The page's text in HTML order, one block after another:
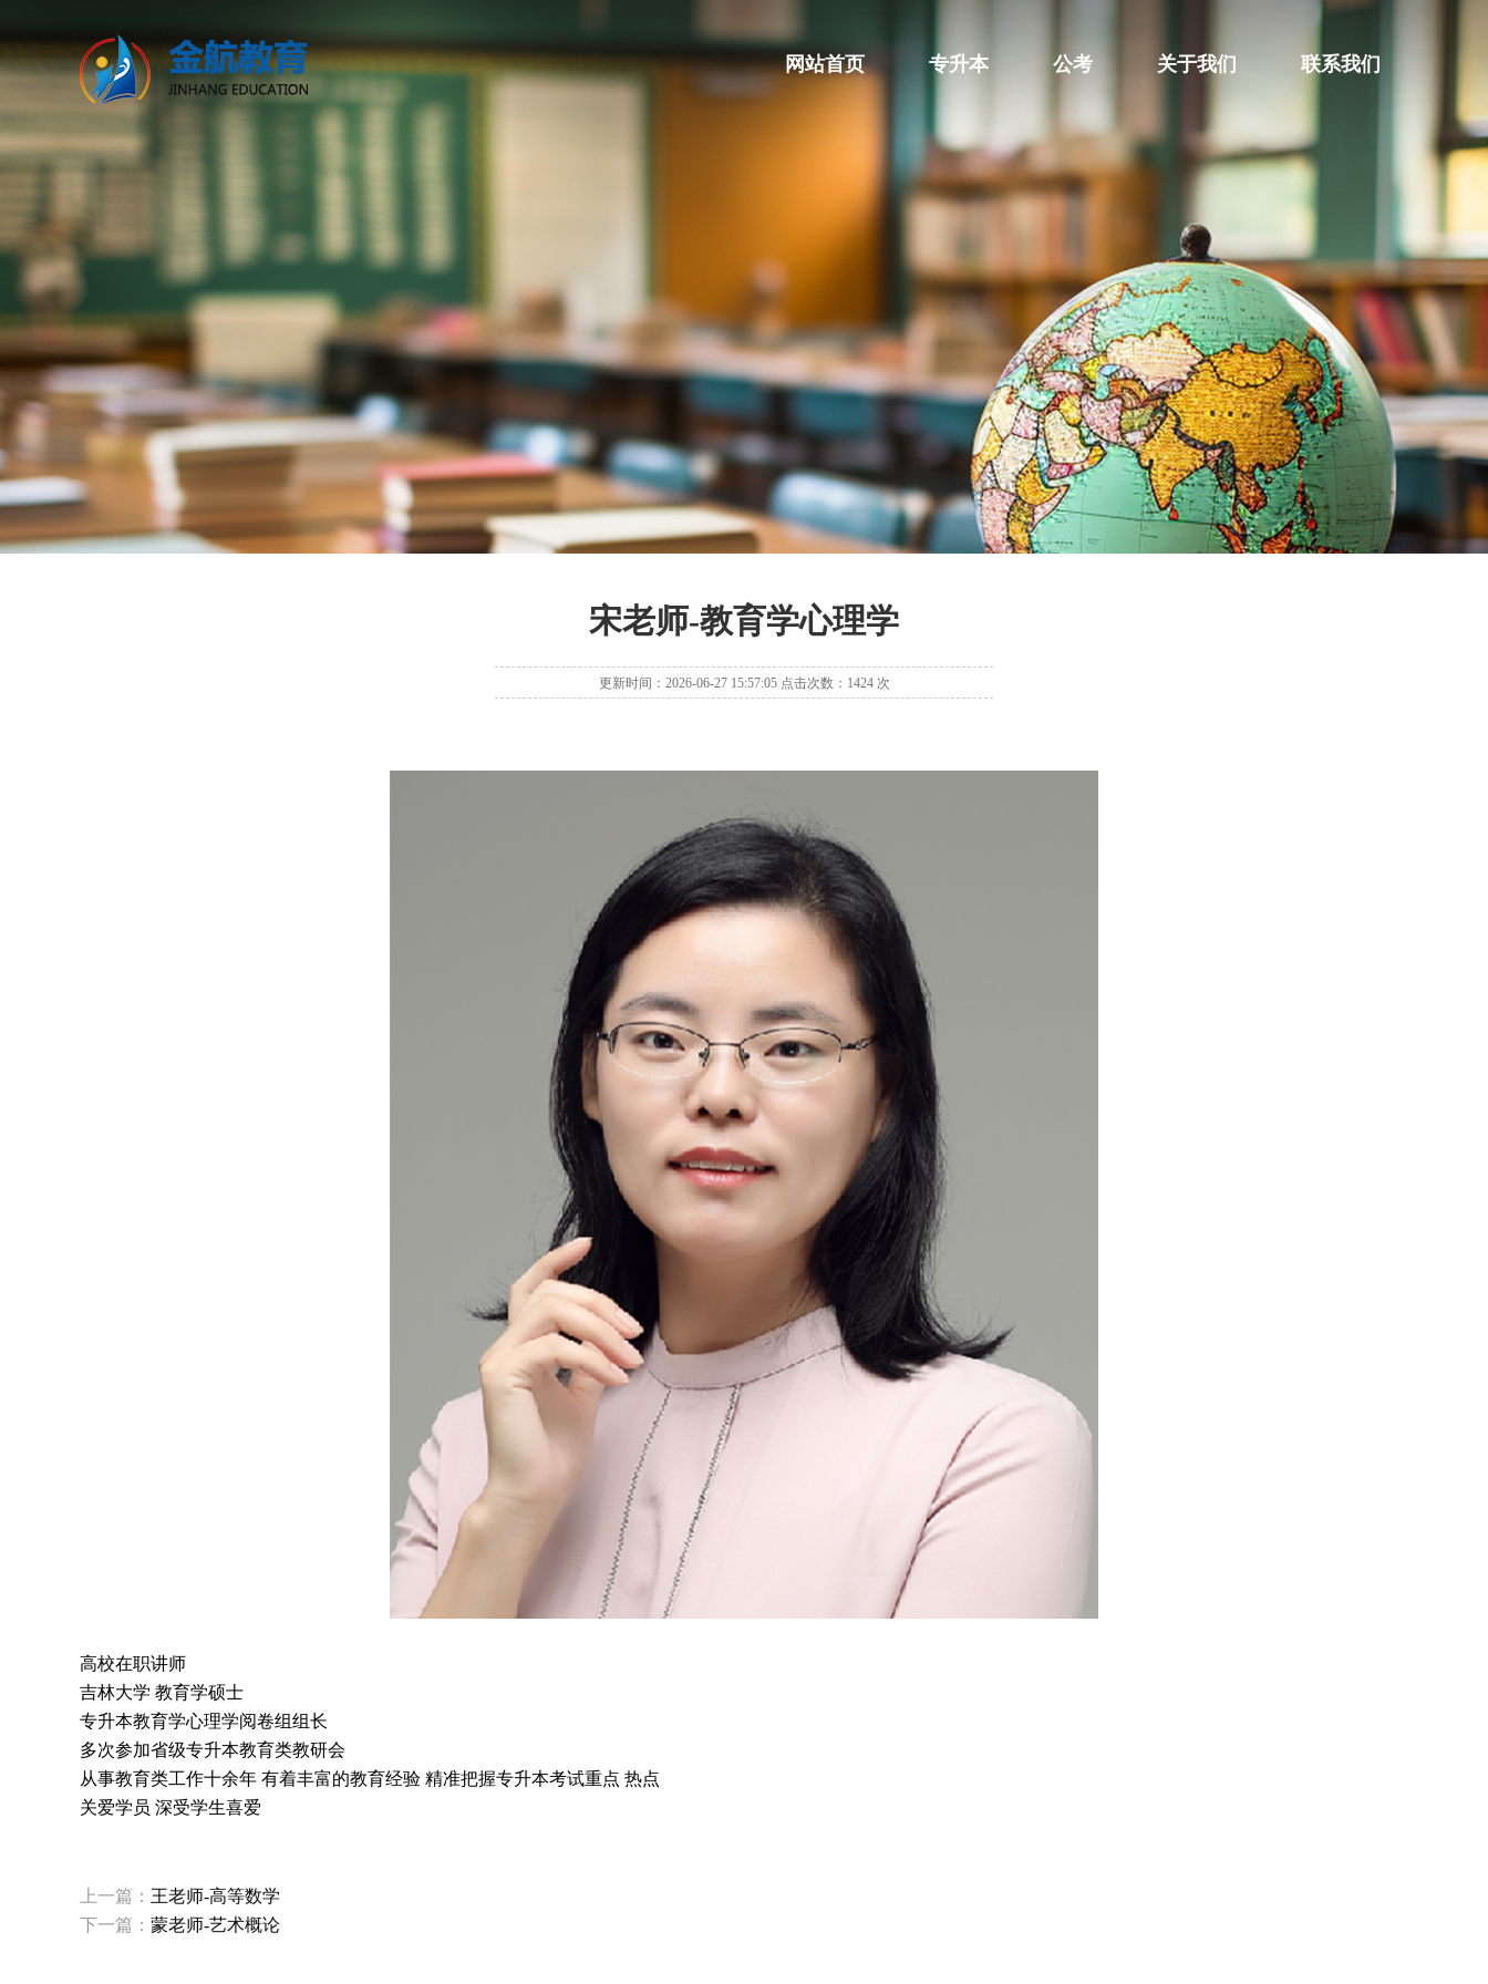
网站首页 专升本 公考 关于我们 联系我们
宋老师-教育学心理学
更新时间：2026-06-27 15:57:05 点击次数：1424 次
高校在职讲师
吉林大学 教育学硕士
专升本教育学心理学阅卷组组长
多次参加省级专升本教育类教研会
从事教育类工作十余年 有着丰富的教育经验 精准把握专升本考试重点 热点
关爱学员 深受学生喜爱
上一篇： 王老师-高等数学
下一篇： 蒙老师-艺术概论